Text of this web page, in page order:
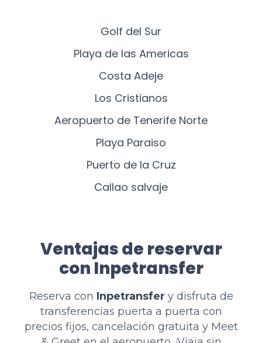
Golf del Sur
Playa de las Americas
Costa Adeje
Los Cristianos
Aeropuerto de Tenerife Norte
Playa Paraiso
Puerto de la Cruz
Callao salvaje
Ventajas de reservar
con Inpetransfer
Reserva con Inpetransfer y disfruta de
transferencias puerta a puerta con
precios fijos, cancelación gratuita y Meet